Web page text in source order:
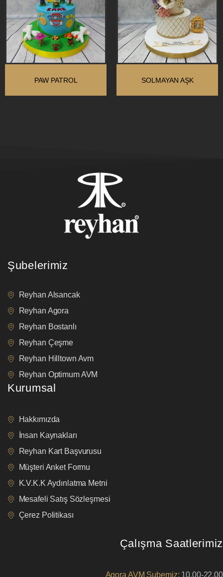
PAW PATROL SOLMAYAN AŞK
Şubelerimiz
Reyhan Alsancak
Reyhan Agora
Reyhan Bostanlı
Reyhan Çeşme
Reyhan Hilltown Avm
Reyhan Optimum AVM
Kurumsal
Hakkımızda
İnsan Kaynakları
Reyhan Kart Başvurusu
Müşteri Anket Formu
K.V.K.K Aydınlatma Metni
Mesafeli Satış Sözleşmesi
Çerez Politikası
Çalışma Saatlerimiz
Agora AVM Şubemiz: 10.00-22.00